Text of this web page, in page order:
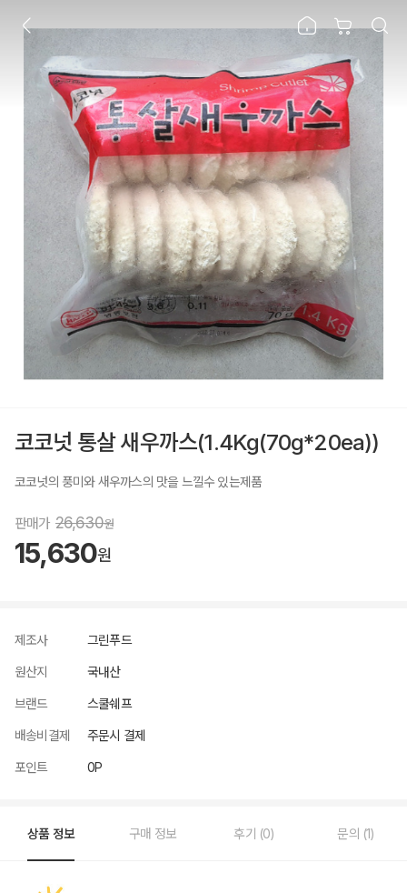
코코넛 통살 새우까스(1.4Kg(70g*20ea))
코코넛의 풍미와 새우까스의 맛을 느낄수 있는제품
판매가 26,630원
15,630원
제조사 그린푸드
원산지 국내산
브랜드 스쿨쉐프
배송비결제 주문시 결제
포인트 0P
상품 정보 구매 정보 후기 (0) 문의 (1)